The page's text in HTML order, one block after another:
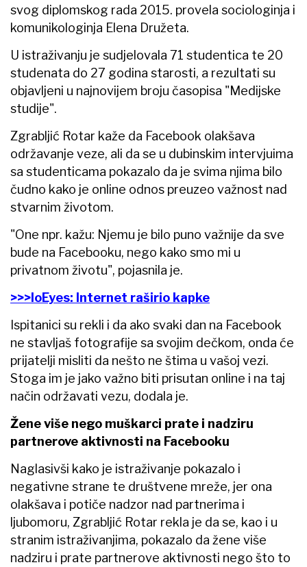
svog diplomskog rada 2015. provela sociologinja i
komunikologinja Elena Družeta.
U istraživanju je sudjelovala 71 studentica te 20
studenata do 27 godina starosti, a rezultati su
objavljeni u najnovijem broju časopisa "Medijske
studije".
Zgrabljić Rotar kaže da Facebook olakšava
održavanje veze, ali da se u dubinskim intervjuima
sa studenticama pokazalo da je svima njima bilo
čudno kako je online odnos preuzeo važnost nad
stvarnim životom.
"One npr. kažu: Njemu je bilo puno važnije da sve
bude na Facebooku, nego kako smo mi u
privatnom životu", pojasnila je.
>>>IoEyes: Internet raširio kapke
Ispitanici su rekli i da ako svaki dan na Facebook
ne stavljaš fotografije sa svojim dečkom, onda će
prijatelji misliti da nešto ne štima u vašoj vezi.
Stoga im je jako važno biti prisutan online i na taj
način održavati vezu, dodala je.
Žene više nego muškarci prate i nadziru
partnerove aktivnosti na Facebooku
Naglasivši kako je istraživanje pokazalo i
negativne strane te društvene mreže, jer ona
olakšava i potiče nadzor nad partnerima i
ljubomoru, Zgrabljić Rotar rekla je da se, kao i u
stranim istraživanjima, pokazalo da žene više
nadziru i prate partnerove aktivnosti nego što to